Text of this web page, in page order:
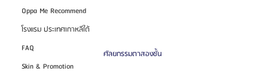
Oppa Me Recommend
โรงแรม ประเทศเกาหลีใต้
FAQ
Skin & Promotion
ศัลยกรรมตาสองชั้น